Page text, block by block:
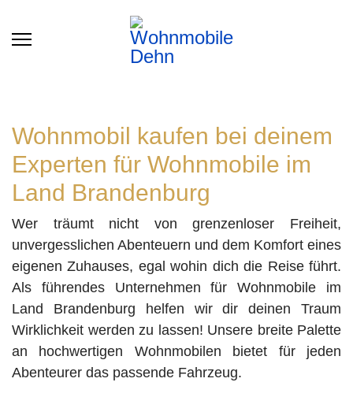
Wohnmobil kaufen bei deinem
Experten für Wohnmobile im
Land Brandenburg
Wer träumt nicht von grenzenloser Freiheit,
unvergesslichen Abenteuern und dem Komfort eines
eigenen Zuhauses, egal wohin dich die Reise führt.
Als führendes Unternehmen für Wohnmobile im
Land Brandenburg helfen wir dir deinen Traum
Wirklichkeit werden zu lassen! Unsere breite Palette
an hochwertigen Wohnmobilen bietet für jeden
Abenteurer das passende Fahrzeug.